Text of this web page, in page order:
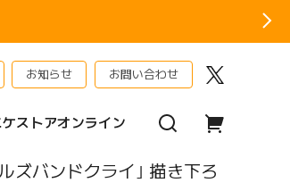
お知らせ お問い合わせ
ストアオンライン
ズバンドクライ｣ 描き下ろ